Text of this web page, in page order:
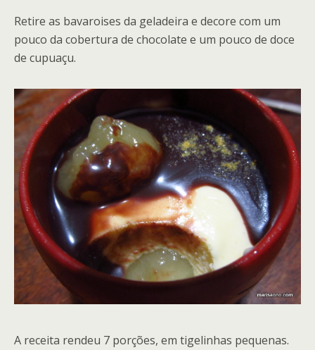
Retire as bavaroises da geladeira e decore com um
pouco da cobertura de chocolate e um pouco de doce
de cupuaçu.
A receita rendeu 7 porções, em tigelinhas pequenas.